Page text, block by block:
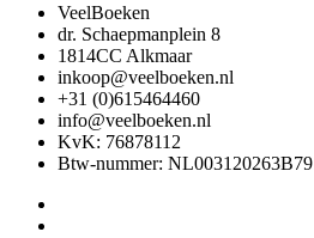
VeelBoeken
dr. Schaepmanplein 8
1814CC Alkmaar
inkoop@veelboeken.nl
+31 (0)615464460
info@veelboeken.nl
KvK: 76878112
Btw-nummer: NL003120263B79